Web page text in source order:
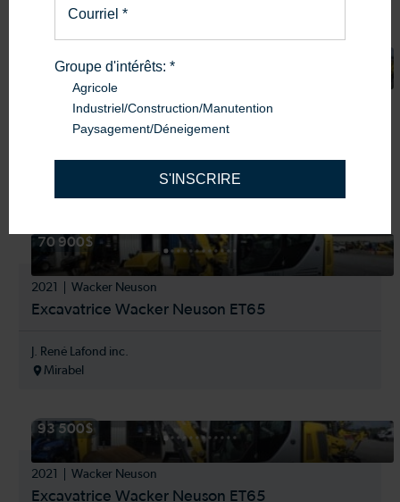
Excavatrice Wacker Neuson ET65
70 900$
2021 Wacker Neuson
Excavatrice Wacker Neuson ET65
J. René Lafond inc.
Mirabel
93 500$
2021 Wacker Neuson
Excavatrice Wacker Neuson ET65
Courriel *
Groupe d'intérêts: *
Agricole
Industriel/Construction/Manutention
Paysagement/Déneigement
S'INSCRIRE